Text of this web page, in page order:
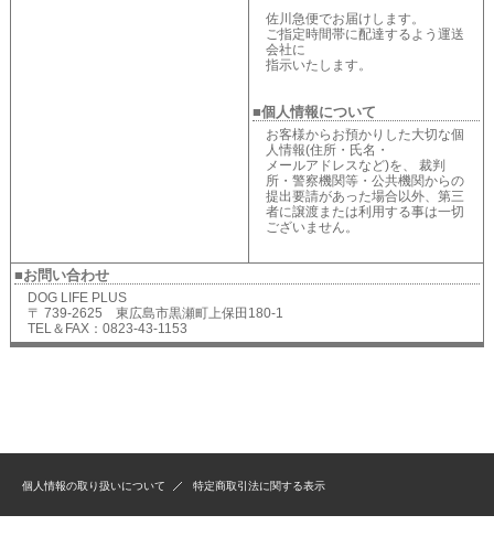
佐川急便でお届けします。
ご指定時間帯に配達するよう運送
会社に
指示いたします。
■個人情報について
お客様からお預かりした大切な個
人情報(住所・氏名・
メールアドレスなど)を、 裁判
所・警察機関等・公共機関からの
提出要請があった場合以外、第三
者に譲渡または利用する事は一切
ございません。
■お問い合わせ
DOG LIFE PLUS
〒 739-2625 東広島市黒瀬町上保田180-1
TEL＆FAX：0823-43-1153
個人情報の取り扱いについて 特定商取引法に関する表示